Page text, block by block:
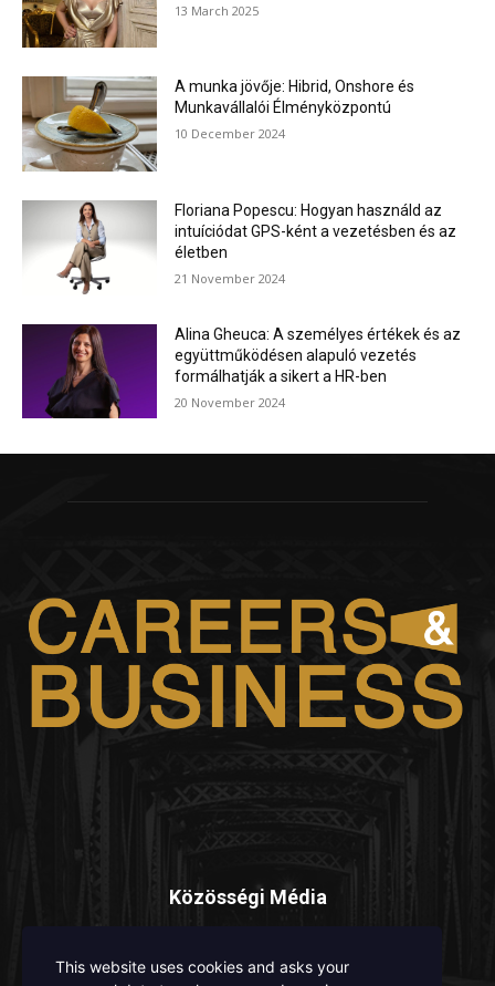
13 March 2025
A munka jövője: Hibrid, Onshore és
Munkavállalói Élményközpontú
10 December 2024
Floriana Popescu: Hogyan használd az
intuíciódat GPS-ként a vezetésben és az
életben
21 November 2024
Alina Gheuca: A személyes értékek és az
együttműködésen alapuló vezetés
formálhatják a sikert a HR-ben
20 November 2024
Közösségi Média
This website uses cookies and asks your